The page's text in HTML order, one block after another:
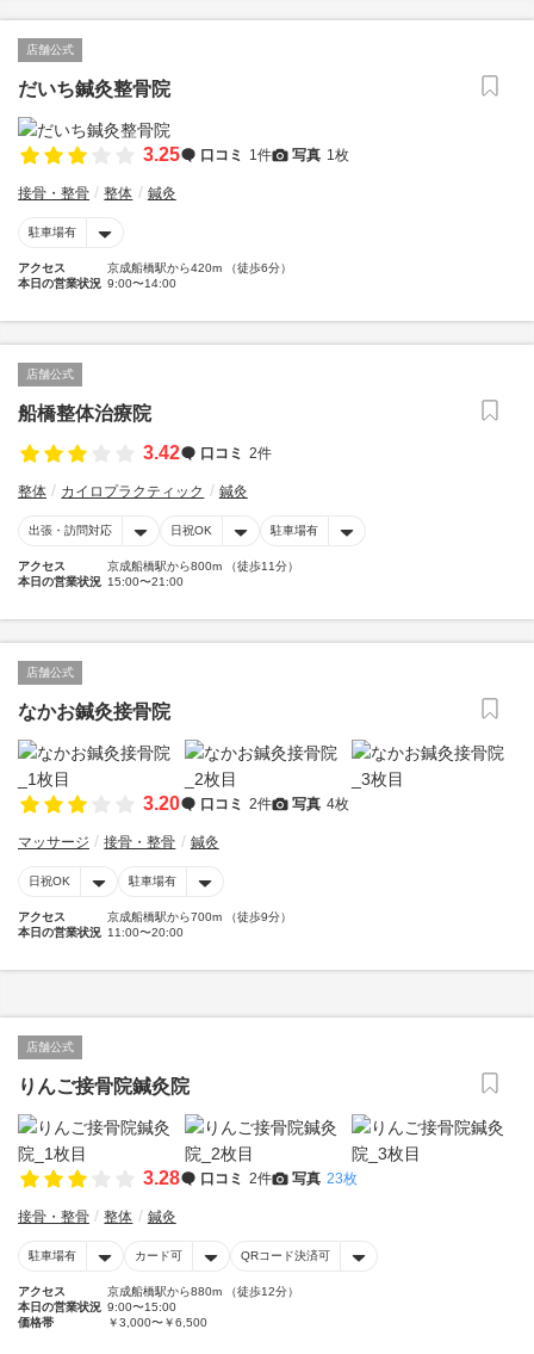
店舗公式
だいち鍼灸整骨院
3.25 口コミ 1件 写真 1枚
接骨・整骨 整体 鍼灸
駐車場有
アクセス
京成船橋駅から420m （徒歩6分）
本日の営業状況 9:00〜14:00
店舗公式
船橋整体治療院
3.42
口コミ 2件
整体 カイロプラクティック 鍼灸
出張・訪問対応 日祝OK 駐車場有
アクセス
京成船橋駅から800m （徒歩11分）
本日の営業状況 15:00〜21:00
店舗公式
なかお鍼灸接骨院
3.20 口コミ 2件 写真 4枚
マッサージ 接骨・整骨 鍼灸
日祝OK 駐車場有
アクセス
京成船橋駅から700m （徒歩9分）
本日の営業状況 11:00〜20:00
店舗公式
りんご接骨院鍼灸院
3.28 口コミ 2件 写真 23枚
接骨・整骨 整体 鍼灸
駐車場有 カード可 QRコード決済可
アクセス
京成船橋駅から880m （徒歩12分）
本日の営業状況 9:00〜15:00
価格帯
￥3,000〜￥6,500